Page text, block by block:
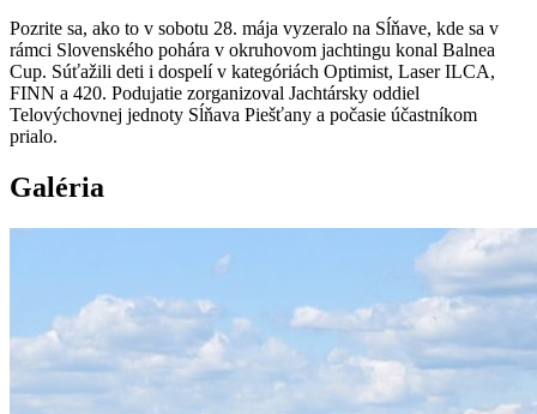
Pozrite sa, ako to v sobotu 28. mája vyzeralo na Sĺňave, kde sa v
rámci Slovenského pohára v okruhovom jachtingu konal Balnea
Cup. Súťažili deti i dospelí v kategóriách Optimist, Laser ILCA,
FINN a 420. Podujatie zorganizoval Jachtársky oddiel
Telovýchovnej jednoty Sĺňava Piešťany a počasie účastníkom
prialo.
Galéria